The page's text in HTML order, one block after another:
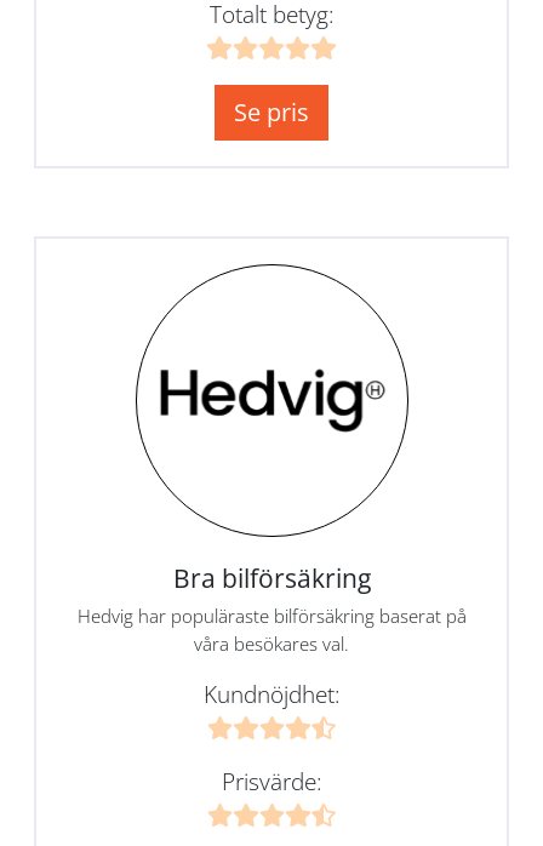
Totalt betyg:
Se pris
Bra bilförsäkring
Hedvig har populäraste bilförsäkring baserat på
våra besökares val.
Kundnöjdhet:
Prisvärde: